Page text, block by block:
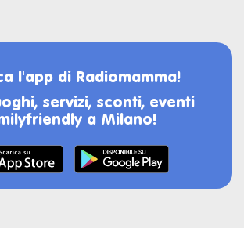
l'app di Radiomamma!
servizi, sconti, eventi
a Milano!